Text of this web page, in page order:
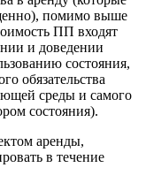
помимо выше
ПП входят
и доведении
состояния,
обязательства
среды и самого
состояния).
аренды,
в течение